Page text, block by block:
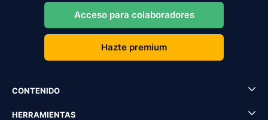
Acceso para colaboradores
Hazte premium
CONTENIDO
HERRAMIENTAS